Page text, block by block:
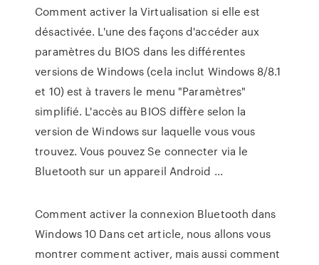
Comment activer la Virtualisation si elle est
désactivée. L'une des façons d'accéder aux
paramètres du BIOS dans les différentes
versions de Windows (cela inclut Windows 8/8.1
et 10) est à travers le menu "Paramètres"
simplifié. L'accès au BIOS diffère selon la
version de Windows sur laquelle vous vous
trouvez. Vous pouvez Se connecter via le
Bluetooth sur un appareil Android ...
Comment activer la connexion Bluetooth dans
Windows 10 Dans cet article, nous allons vous
montrer comment activer, mais aussi comment